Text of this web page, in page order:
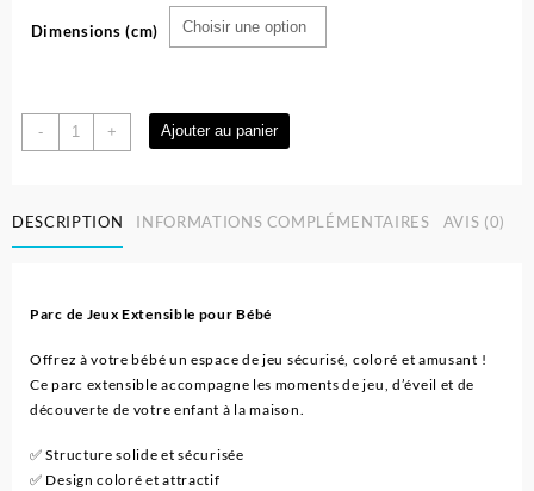
de
prix :
26.500 د.ج
Dimensions (cm)
-
quantité
de
jeux
extensible
choix
+ Ajouter au panier
DESCRIPTION INFORMATIONS COMPLÉMENTAIRES AVIS (0)
Parc de Jeux Extensible pour Bébé
Offrez à votre bébé un espace de jeu sécurisé, coloré et amusant !
Ce parc extensible accompagne les moments de jeu, d’éveil et de
découverte de votre enfant à la maison.
✅ Structure solide et sécurisée
✅ Design coloré et attractif